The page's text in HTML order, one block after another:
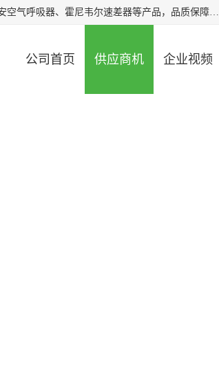
北京中创汇安科贸有限公司专业生产救援三脚架、天鹰4X气体检测仪、梅思安空气呼吸器、霍尼韦尔速差器等产品，品质保障，价格合理，欢迎在线致电咨询。
公司首页 供应商机 企业视频